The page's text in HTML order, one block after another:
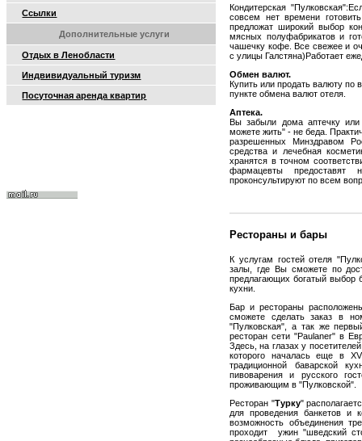
Ссылки
Дополнительные услуги
Отдых в Ленобласти
Индвивидуальный туризм
Посуточная аренда квартир
Кондитерская
совсем нет времени
предложат широкий выбор
мясных полуфабрикатов и
чашечку кофе. Все свежее и
с улицы Галстяна)Работает
Обмен валют.
Купить или продать валюту по
пункте обмена валют отеля.
Аптека.
Вы забыли дома аптечку
можете жить" - не беда.
разрешенных Минздравом
средства и лечебная
хранятся в точном
фармацевты
проконсультируют по всем
Рестораны и бары
К услугам гостей отеля
залы, где Вы сможете по
предлагающих богатый выбор
кухни.
Бар и рестораны
сможете сделать заказ в
"Пулковская", а так же
ресторан сети "Paulaner" в
Здесь, на глазах у
которого началась еще в
традиционной баварской
пивоварения и русского
проживающим в "Пулковской".
Ресторан "Турку"
для проведения банкетов и
возможность объединения
проходит ужин "шведский